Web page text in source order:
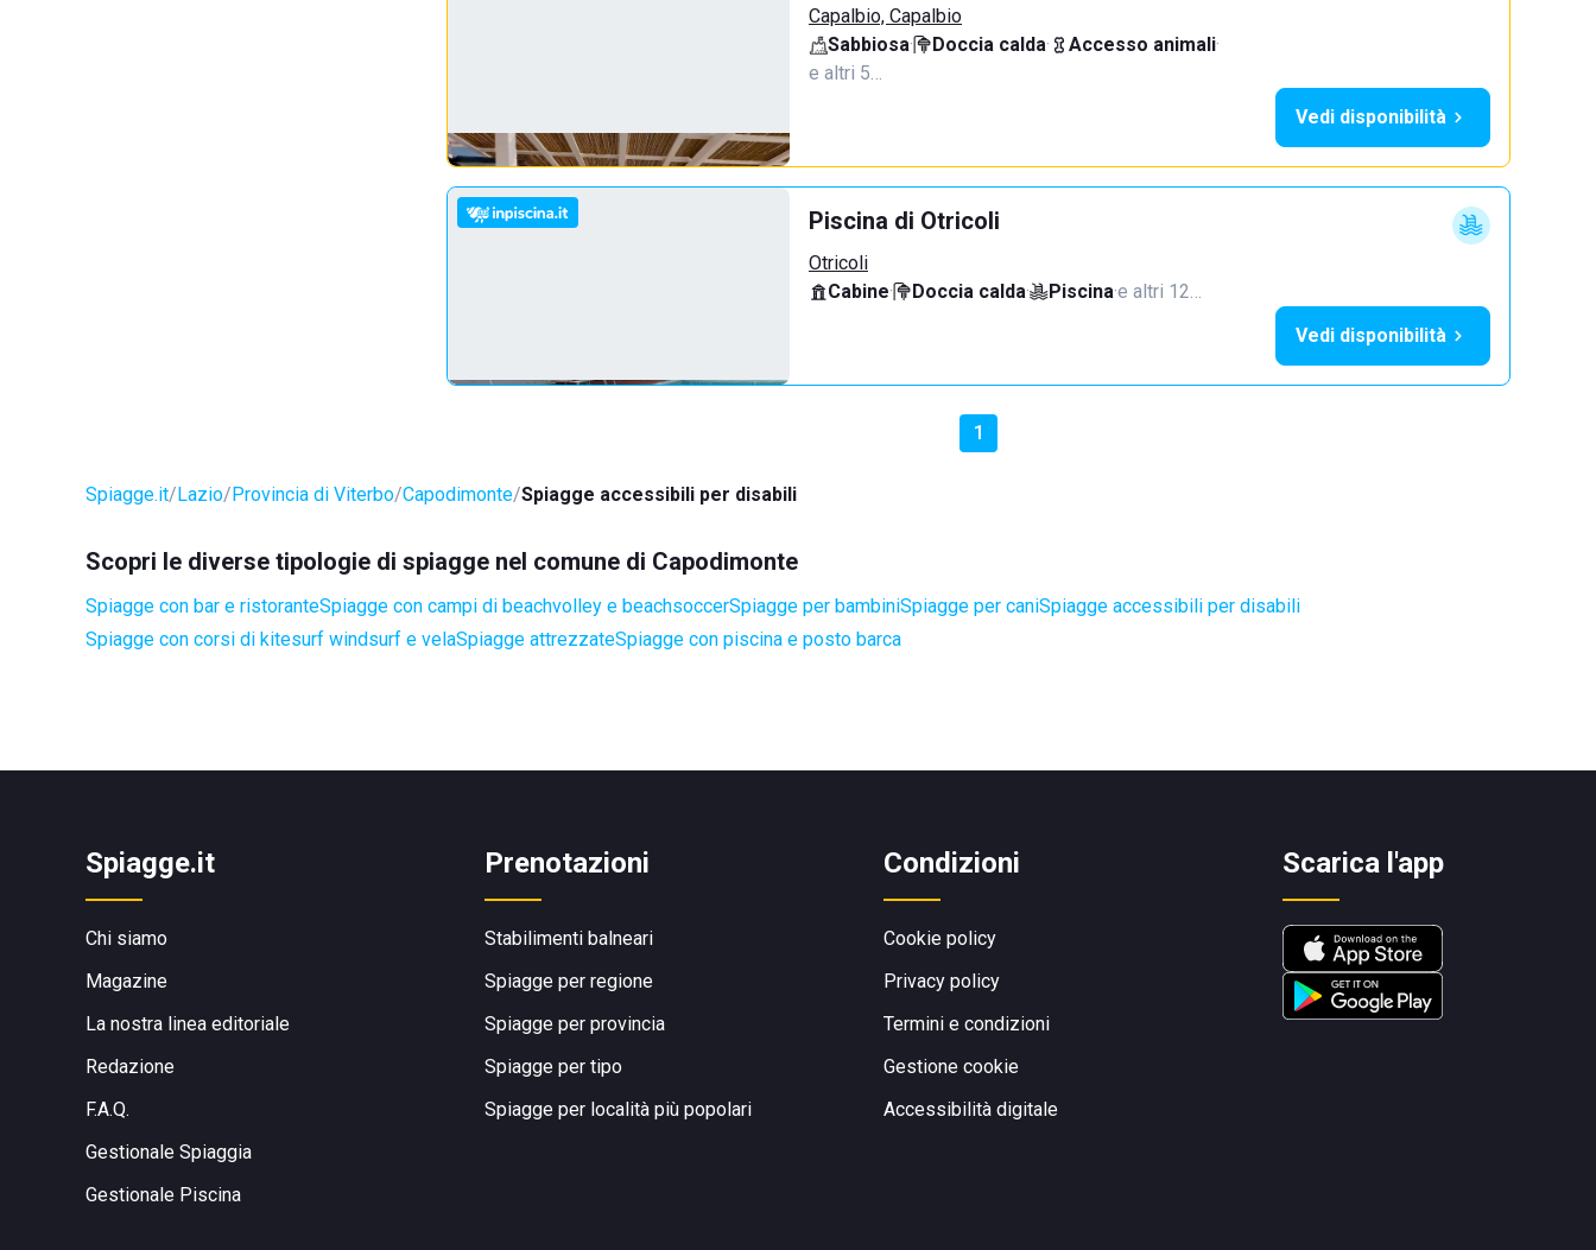
Capalbio, Capalbio
Sabbiosa· Doccia calda· Accesso animali·
e altri 5…
Vedi disponibilità
Piscina di Otricoli
Otricoli
Cabine· Doccia calda· Piscina·e altri 12…
Vedi disponibilità
1
Spiagge.it Lazio Provincia di Viterbo Capodimonte Spiagge accessibili per disabili
Scopri le diverse tipologie di spiagge nel comune di Capodimonte
Spiagge con bar e ristoranteSpiagge con campi di beachvolley e beachsoccerSpiagge per bambiniSpiagge per caniSpiagge accessibili per disabili
Spiagge con corsi di kitesurf windsurf e velaSpiagge attrezzateSpiagge con piscina e posto barca
Spiagge.it
Chi siamo
Magazine
La nostra linea editoriale
Redazione
F.A.Q.
Gestionale Spiaggia
Gestionale Piscina
Prenotazioni
Stabilimenti balneari
Spiagge per regione
Spiagge per provincia
Spiagge per tipo
Spiagge per località più popolari
Condizioni
Cookie policy
Privacy policy
Termini e condizioni
Gestione cookie
Accessibilità digitale
Scarica l'app